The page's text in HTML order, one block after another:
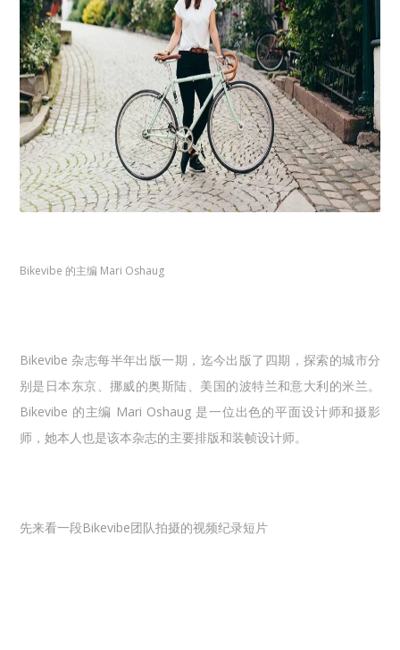
Bikevibe 的主编 Mari Oshaug
Bikevibe 杂志每半年出版一期，迄今出版了四期，探索的城市分
别是日本东京、挪威的奥斯陆、美国的波特兰和意大利的米兰。
Bikevibe 的主编 Mari Oshaug 是一位出色的平面设计师和摄影
师，她本人也是该本杂志的主要排版和装帧设计师。
先来看一段Bikevibe团队拍摄的视频纪录短片